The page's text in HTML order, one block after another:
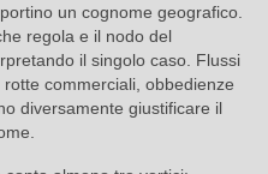
un cognome geografico.
regola e il nodo del
il singolo caso. Flussi
commerciali, obbedienze
diversamente giustificare il